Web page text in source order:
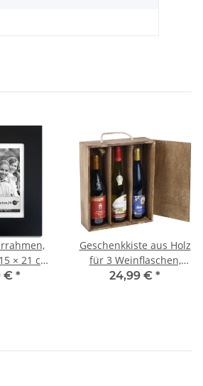
× 21 cm,
€ *
Geschenkkiste aus Holz
für 3 Weinflaschen,
36 × 30 × 11 cm
24,99 € *